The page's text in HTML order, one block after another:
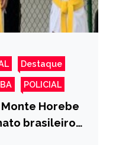
Destaque
POLICIAL
Horebe
brasileiro